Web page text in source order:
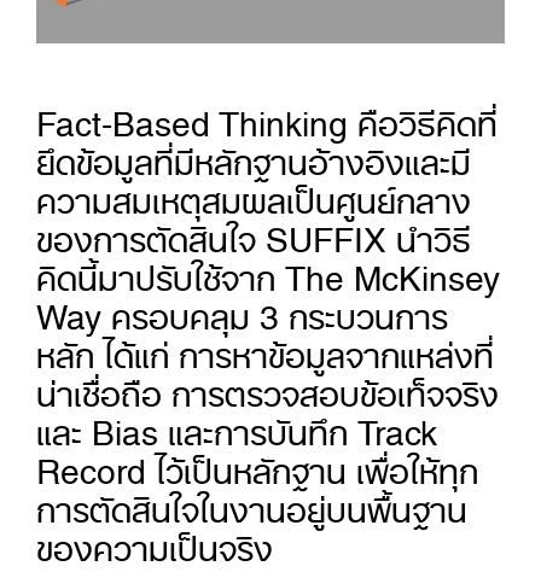
Fact-Based Thinking คือวิธีคิดที่
ยึดข้อมูลที่มีหลักฐานอ้างอิงและมี
ความสมเหตุสมผลเป็นศูนย์กลาง
ของการตัดสินใจ SUFFIX นำวิธี
คิดนี้มาปรับใช้จาก The McKinsey
Way ครอบคลุม 3 กระบวนการ
หลัก ได้แก่ การหาข้อมูลจากแหล่งที่
น่าเชื่อถือ การตรวจสอบข้อเท็จจริง
และ Bias และการบันทึก Track
Record ไว้เป็นหลักฐาน เพื่อให้ทุก
การตัดสินใจในงานอยู่บนพื้นฐาน
ของความเป็นจริง